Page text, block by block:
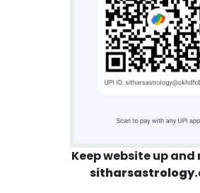
Keep website up